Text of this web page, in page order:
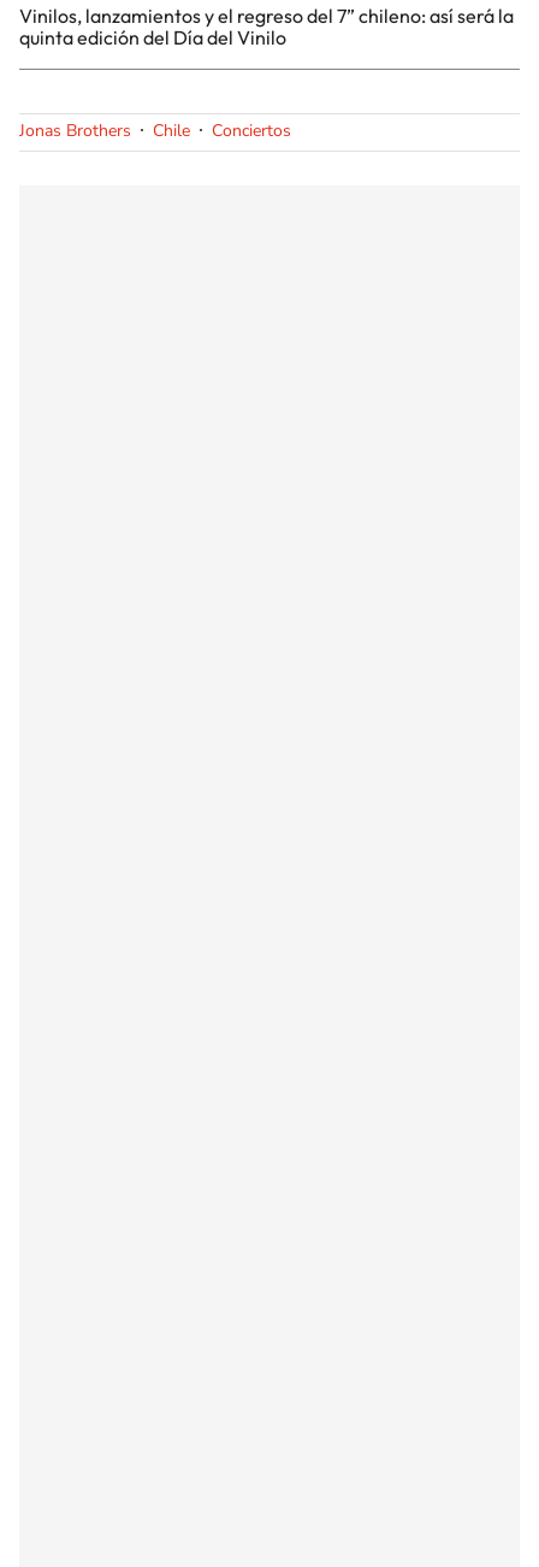
Vinilos, lanzamientos y el regreso del 7” chileno: así será la
quinta edición del Día del Vinilo
Jonas Brothers Chile Conciertos